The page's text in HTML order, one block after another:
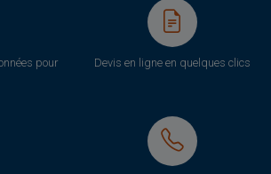
pour
Devis en ligne en quelques clics